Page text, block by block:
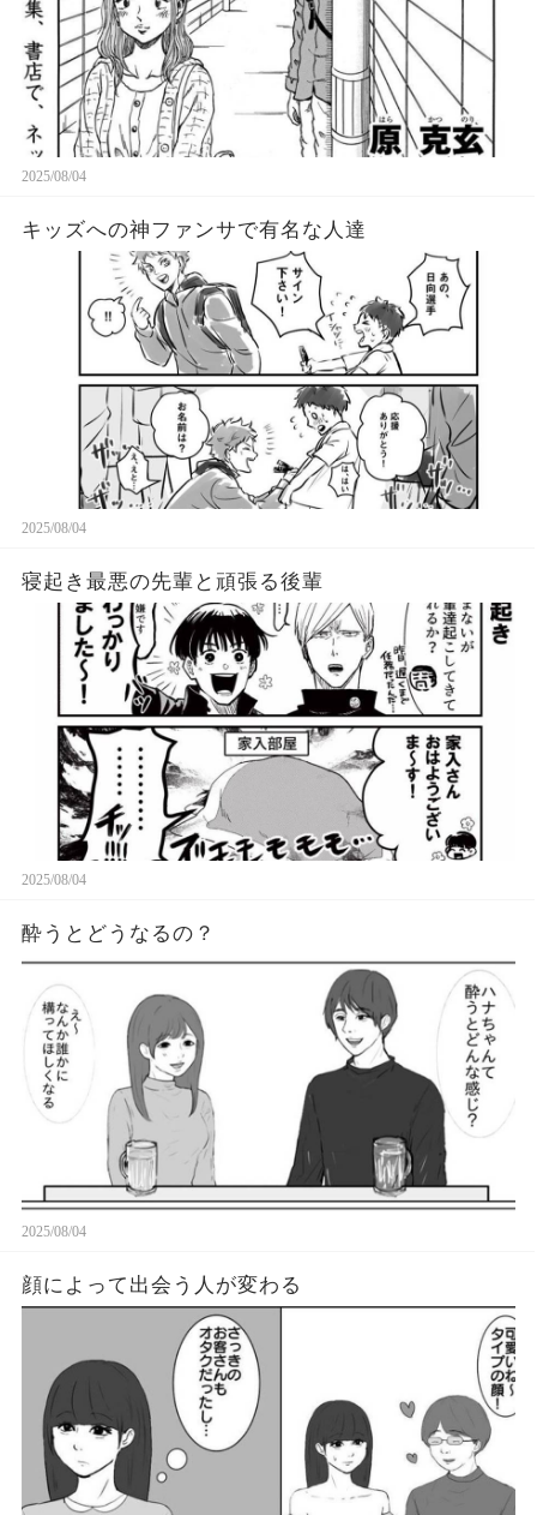
2025/08/04
キッズへの神ファンサで有名な人達
2025/08/04
寝起き最悪の先輩と頑張る後輩
2025/08/04
酔うとどうなるの？
2025/08/04
顔によって出会う人が変わる